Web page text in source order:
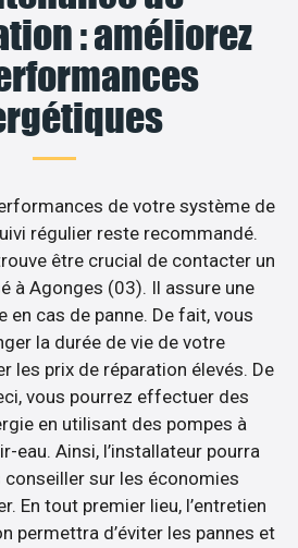
: améliorez
de votre système de
régulier reste recommandé.
être crucial de contacter un
à Agonges (03). Il assure une
en cas de panne. De fait, vous
la durée de vie de votre
les prix de réparation élevés. De
vous pourrez effectuer des
en utilisant des pompes à
eau. Ainsi, l’installateur pourra
conseiller sur les économies
En tout premier lieu, l’entretien
permettra d’éviter les pannes et